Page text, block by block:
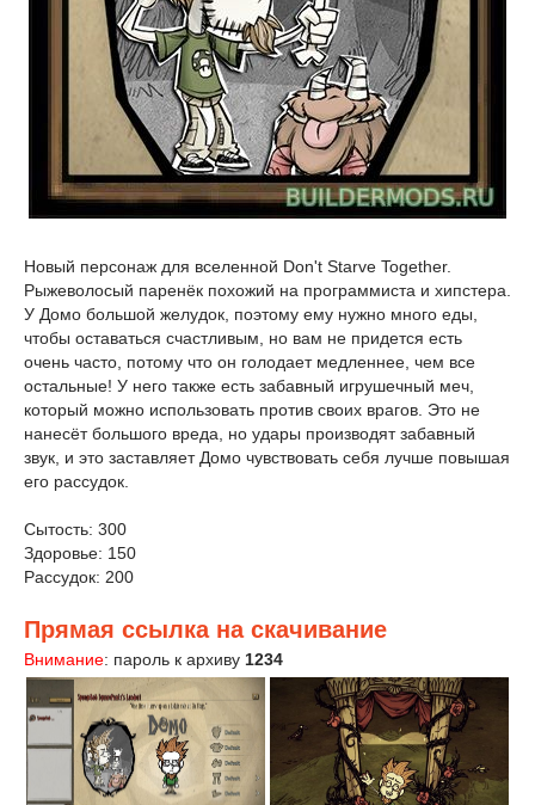
Новый персонаж для вселенной Don't Starve Together.
Рыжеволосый паренёк похожий на программиста и хипстера.
У Домо большой желудок, поэтому ему нужно много еды,
чтобы оставаться счастливым, но вам не придется есть
очень часто, потому что он голодает медленнее, чем все
остальные! У него также есть забавный игрушечный меч,
который можно использовать против своих врагов. Это не
нанесёт большого вреда, но удары производят забавный
звук, и это заставляет Домо чувствовать себя лучше повышая
его рассудок.
Сытость: 300
Здоровье: 150
Рассудок: 200
Прямая ссылка на скачивание
Внимание: пароль к архиву 1234